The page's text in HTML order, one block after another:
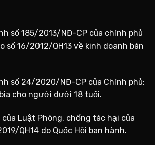
số 185/2013/NĐ-CP của chính phủ
số 16/2012/QH13 về kinh doanh bán
số 24/2020/NĐ-CP của Chính phủ:
cho người dưới 18 tuổi.
Luật Phòng, chống tác hại của
QH14 do Quốc Hội ban hành.